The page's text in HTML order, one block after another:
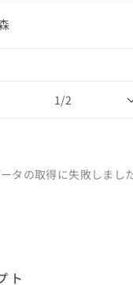
タの取得に失敗しまし
ト